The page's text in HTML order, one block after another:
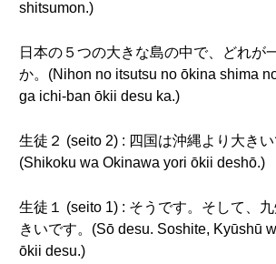
shitsumon.)
日本の５つの大きな島の中で、どれが
か。(Nihon no itsutsu no ōkina shima
ga ichi-ban ōkii desu ka.)
生徒２ (seito 2) : 四国は沖縄より大きい
(Shikoku wa Okinawa yori ōkii deshō.)
生徒１ (seito 1) : そうです。そして、
きいです。(Sō desu. Soshite, Kyūshū
ōkii desu.)